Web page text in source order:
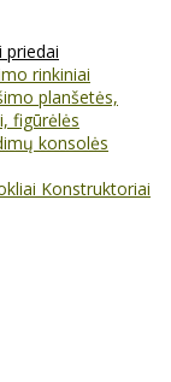
priedai
rinkiniai
planšetės,
figūrėlės
konsolės
Konstruktoriai